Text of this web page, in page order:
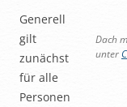
Dach
unter
Generell
gilt
zunächst
für alle
Personen